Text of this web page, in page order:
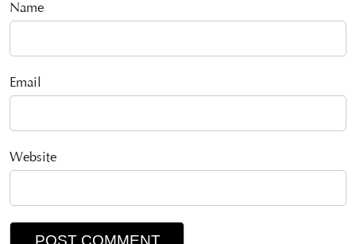
Name
Email
Website